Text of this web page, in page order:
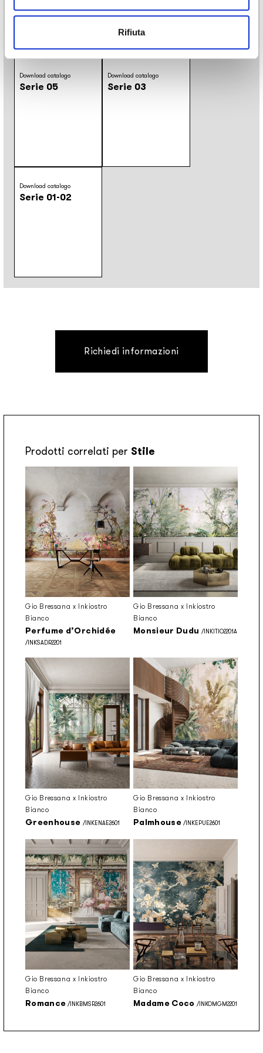
Rifiuta
Classico/Floreale/Natura
Download catalogo
Serie 05
Download catalogo
Serie 03
Download catalogo
Serie 01-02
Richiedi informazioni
Prodotti correlati per Stile
Gio Bressana x Inkiostro
Bianco
Perfume d’Orchidée
/INKSADR2201
Gio Bressana x Inkiostro
Bianco
Monsieur Dudu /INKITIO2201A
Gio Bressana x Inkiostro
Bianco
Greenhouse /INKENAE2601
Gio Bressana x Inkiostro
Bianco
Palmhouse /INKEPUE2601
Gio Bressana x Inkiostro
Bianco
Romance /INKBMSR2601
Gio Bressana x Inkiostro
Bianco
Madame Coco /INKOMGM2201